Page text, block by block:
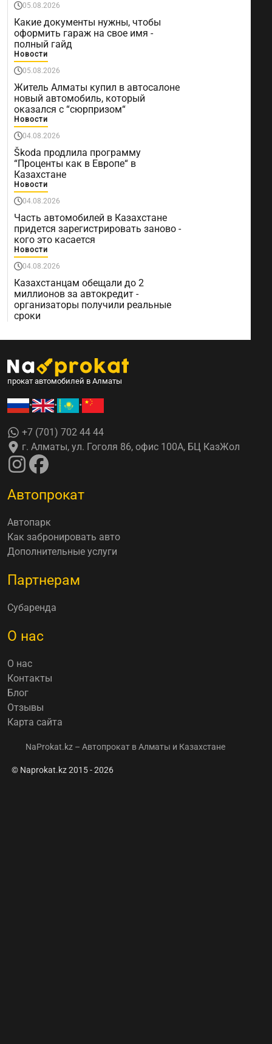
05.08.2026
Какие документы нужны, чтобы
оформить гараж на свое имя -
полный гайд
Новости
05.08.2026
Житель Алматы купил в автосалоне
новый автомобиль, который
оказался с “сюрпризом“
Новости
04.08.2026
Škoda продлила программу
“Проценты как в Европе“ в
Казахстане
Новости
04.08.2026
Часть автомобилей в Казахстане
придется зарегистрировать заново -
кого это касается
Новости
04.08.2026
Казахстанцам обещали до 2
миллионов за автокредит -
организаторы получили реальные
сроки
прокат автомобилей в Алматы
• • •
+7 (701) 702 44 44
г. Алматы, ул. Гоголя 86, офис 100А, БЦ КазЖол
Автопрокат
Автопарк
Как забронировать авто
Дополнительные услуги
Партнерам
Субаренда
О нас
О нас
Контакты
Блог
Отзывы
Карта сайта
NaProkat.kz – Автопрокат в Алматы и Казахстане
© Naprokat.kz 2015 - 2026